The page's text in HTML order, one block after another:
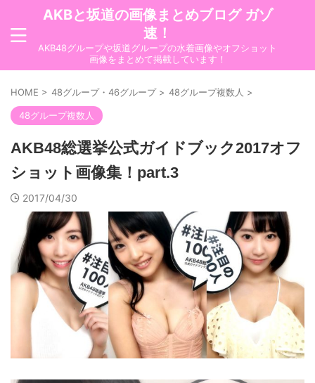
AKBと坂道の画像まとめブログ ガゾ
速！
AKB48グループや坂道グループの水着画像やオフショット
画像をまとめて掲載しています！
HOME > 48グループ・46グループ > 48グループ複数人 >
48グループ複数人
AKB48総選挙公式ガイドブック2017オフ
ショット画像集！part.3
2017/04/30